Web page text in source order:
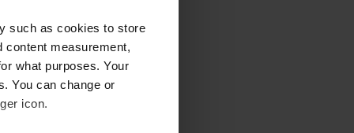
such as cookies to store
content measurement,
what purposes. Your
You can change or
icon.